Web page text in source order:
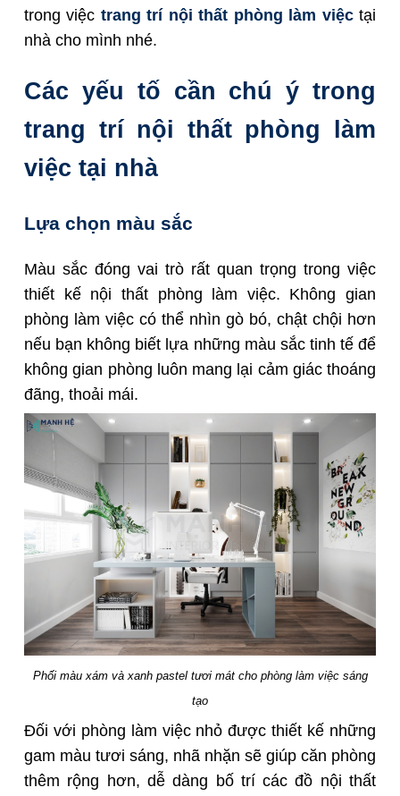
trong việc trang trí nội thất phòng làm việctại
nhà cho mình nhé.
Các yếu tố cần chú ý trong
trang trí nội thất phòng làm
việc tại nhà
Lựa chọn màu sắc
Màu sắc đóng vai trò rất quan trọng trong việc
thiết kế nội thất phòng làm việc. Không gian
phòng làm việc có thể nhìn gò bó, chật chội hơn
nếu bạn không biết lựa những màu sắc tinh tế để
không gian phòng luôn mang lại cảm giác thoáng
đãng, thoải mái.
Phối màu xám và xanh pastel tươi mát cho phòng làm việc sáng
tạo
Đối với phòng làm việc nhỏ được thiết kế những
gam màu tươi sáng, nhã nhặn sẽ giúp căn phòng
thêm rộng hơn, dễ dàng bố trí các đồ nội thất